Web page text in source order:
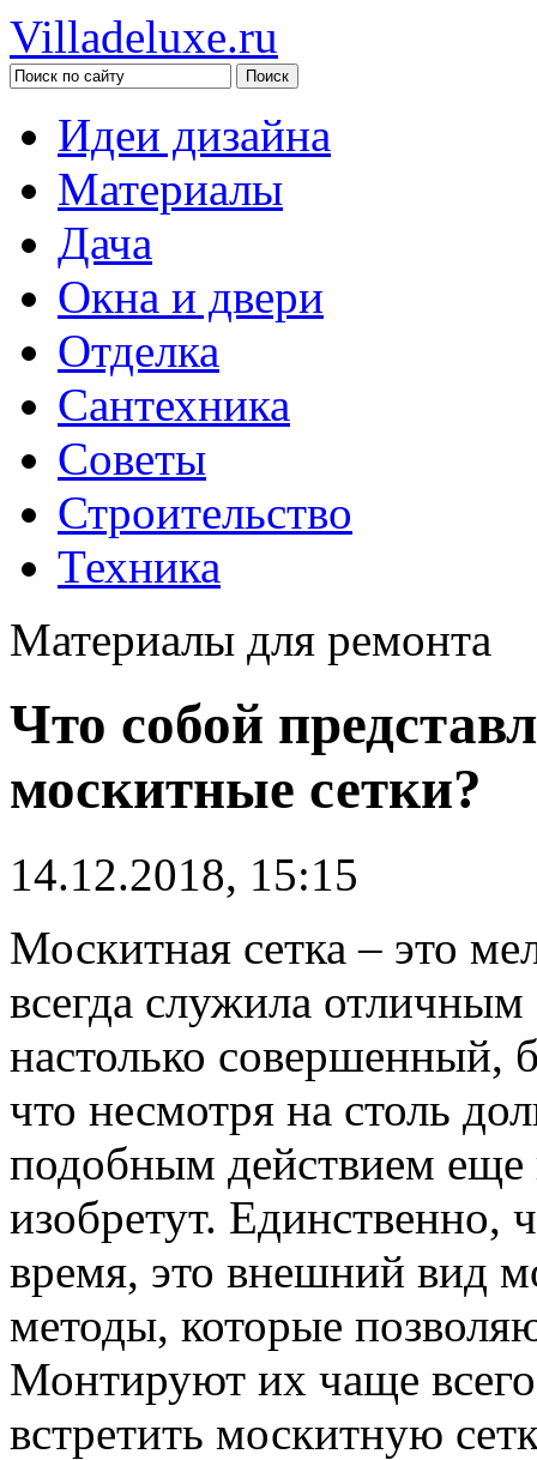
Villadeluxe.ru
Идеи дизайна
Материалы
Дача
Окна и двери
Отделка
Сантехника
Советы
Строительство
Техника
Материалы для ремонта
Что собой
москитные сетки?
14.12.2018, 15:15
Москитная сетка – это
всегда служила
настолько совершенный,
что несмотря на столь
подобным действием еще
изобретут. Единственно,
время, это внешний вид
методы, которые
Монтируют их чаще
встретить москитную